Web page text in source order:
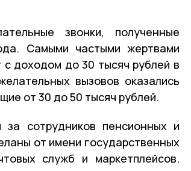
звонки, полученные
Самыми частыми жертвами
доходом до 30 тысяч рублей в
вызовов оказались
от 30 до 50 тысяч рублей.
сотрудников пенсионных и
от имени государственных
служб и маркетплейсов.